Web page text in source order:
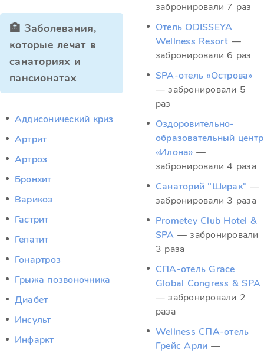
🏥 Заболевания,
которые лечат в
санаториях и
пансионатах
Аддисонический криз
Артрит
Артроз
Бронхит
Варикоз
Гастрит
Гепатит
Гонартроз
Грыжа позвоночника
Диабет
Инсульт
Инфаркт
забронировали 7 раз
Отель ODISSEYA
Wellness Resort —
забронировали 6 раз
SPA-отель «Острова»
— забронировали 5
раз
Оздоровительно-
образовательный центр
«Илона» —
забронировали 4 раза
Санаторий "Ширак" —
забронировали 3 раза
Prometey Club Hotel &
SPA — забронировали
3 раза
СПА-отель Grace
Global Congress & SPA
— забронировали 2
раза
Wellness СПА‑отель
Грейс Арли —